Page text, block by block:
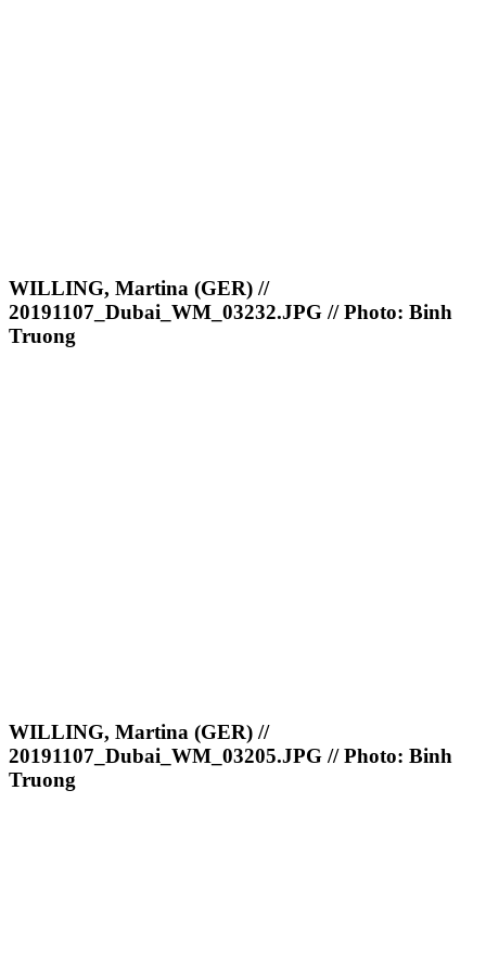
WILLING, Martina (GER) //
20191107_Dubai_WM_03232.JPG // Photo: Binh
Truong
WILLING, Martina (GER) //
20191107_Dubai_WM_03205.JPG // Photo: Binh
Truong